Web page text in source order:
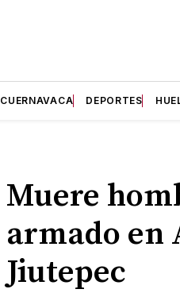
CUERNAVACA DEPORTES
Muere
armado en
Jiutepec